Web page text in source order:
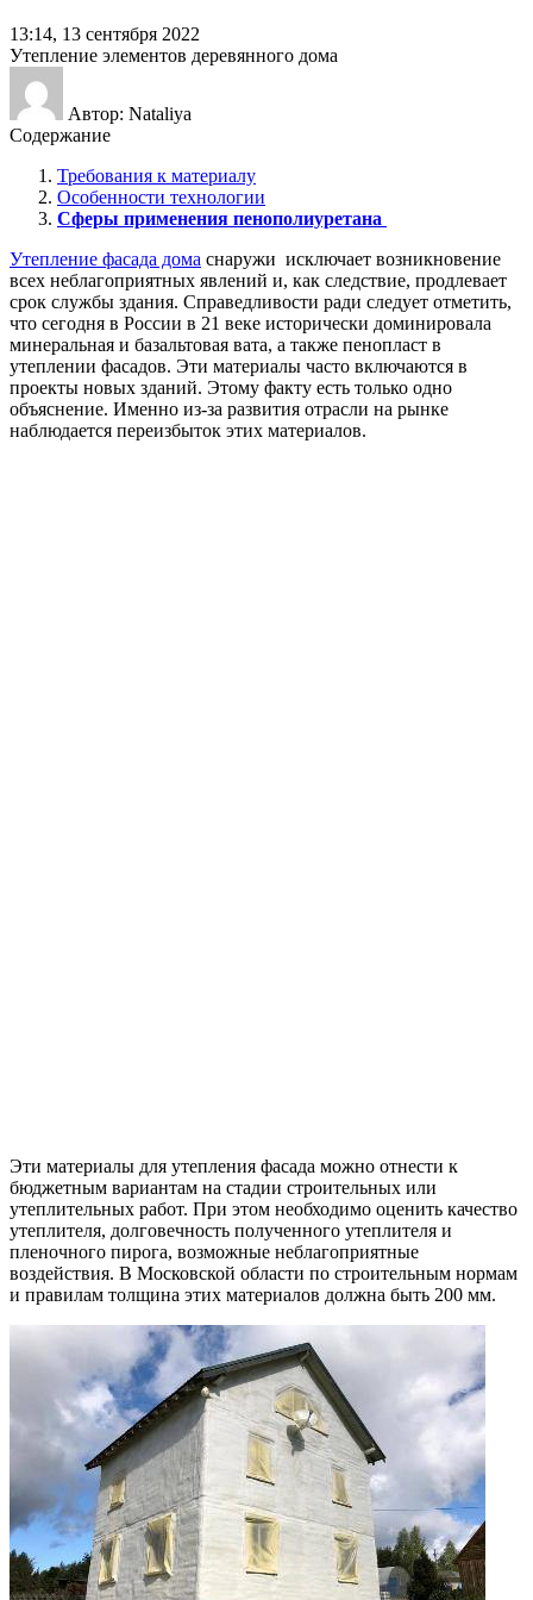
13:14, 13 сентября 2022
Утепление элементов деревянного дома
Автор: Nataliya
Содержание
Требования к материалу
Особенности технологии
Сферы применения пенополиуретана
Утепление фасада дома снаружи исключает возникновение
всех неблагоприятных явлений и, как следствие, продлевает
срок службы здания. Справедливости ради следует отметить,
что сегодня в России в 21 веке исторически доминировала
минеральная и базальтовая вата, а также пенопласт в
утеплении фасадов. Эти материалы часто включаются в
проекты новых зданий. Этому факту есть только одно
объяснение. Именно из-за развития отрасли на рынке
наблюдается переизбыток этих материалов.
Эти материалы для утепления фасада можно отнести к
бюджетным вариантам на стадии строительных или
утеплительных работ. При этом необходимо оценить качество
утеплителя, долговечность полученного утеплителя и
пленочного пирога, возможные неблагоприятные
воздействия. В Московской области по строительным нормам
и правилам толщина этих материалов должна быть 200 мм.